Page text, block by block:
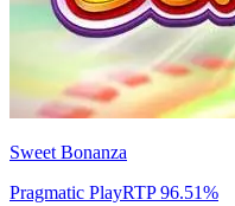
Sweet Bonanza
Pragmatic PlayRTP96.51%